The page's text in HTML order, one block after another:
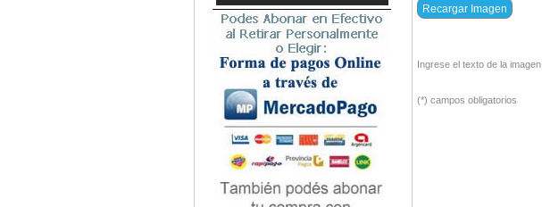
Ingrese el texto de la imagen
(*) campos obligatorios